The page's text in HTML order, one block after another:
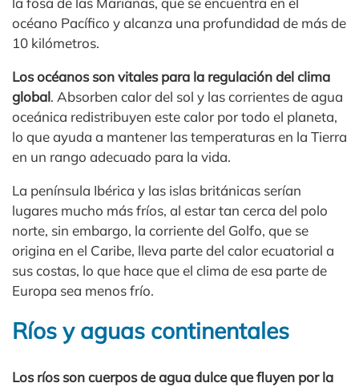
océano Pacífico y alcanza una profundidad de más de
10 kilómetros.
Los océanos son vitales para la regulación del clima
global. Absorben calor del sol y las corrientes de agua
oceánica redistribuyen este calor por todo el planeta,
lo que ayuda a mantener las temperaturas en la Tierra
en un rango adecuado para la vida.
La península Ibérica y las islas británicas serían
lugares mucho más fríos, al estar tan cerca del polo
norte, sin embargo, la corriente del Golfo, que se
origina en el Caribe, lleva parte del calor ecuatorial a
sus costas, lo que hace que el clima de esa parte de
Europa sea menos frío.
Ríos y aguas continentales
Los ríos son cuerpos de agua dulce que fluyen por la